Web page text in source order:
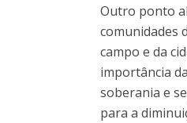
Outro ponto
comunidades
campo e da
importância
soberania e
para a